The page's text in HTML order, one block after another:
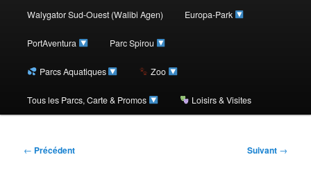
contenu
Walygator Sud-Ouest (Walibi Agen) Europa-Park
PortAventura Parc Spirou
Parcs Aquatiques Zoo
Tous les Parcs, Carte & Promos Loisirs & Visites
Navigation
← Précédent Suivant →